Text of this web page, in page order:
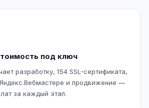
под ключ
разработку, 154 SSL-сертификата,
и продвижение —
за каждый этап.